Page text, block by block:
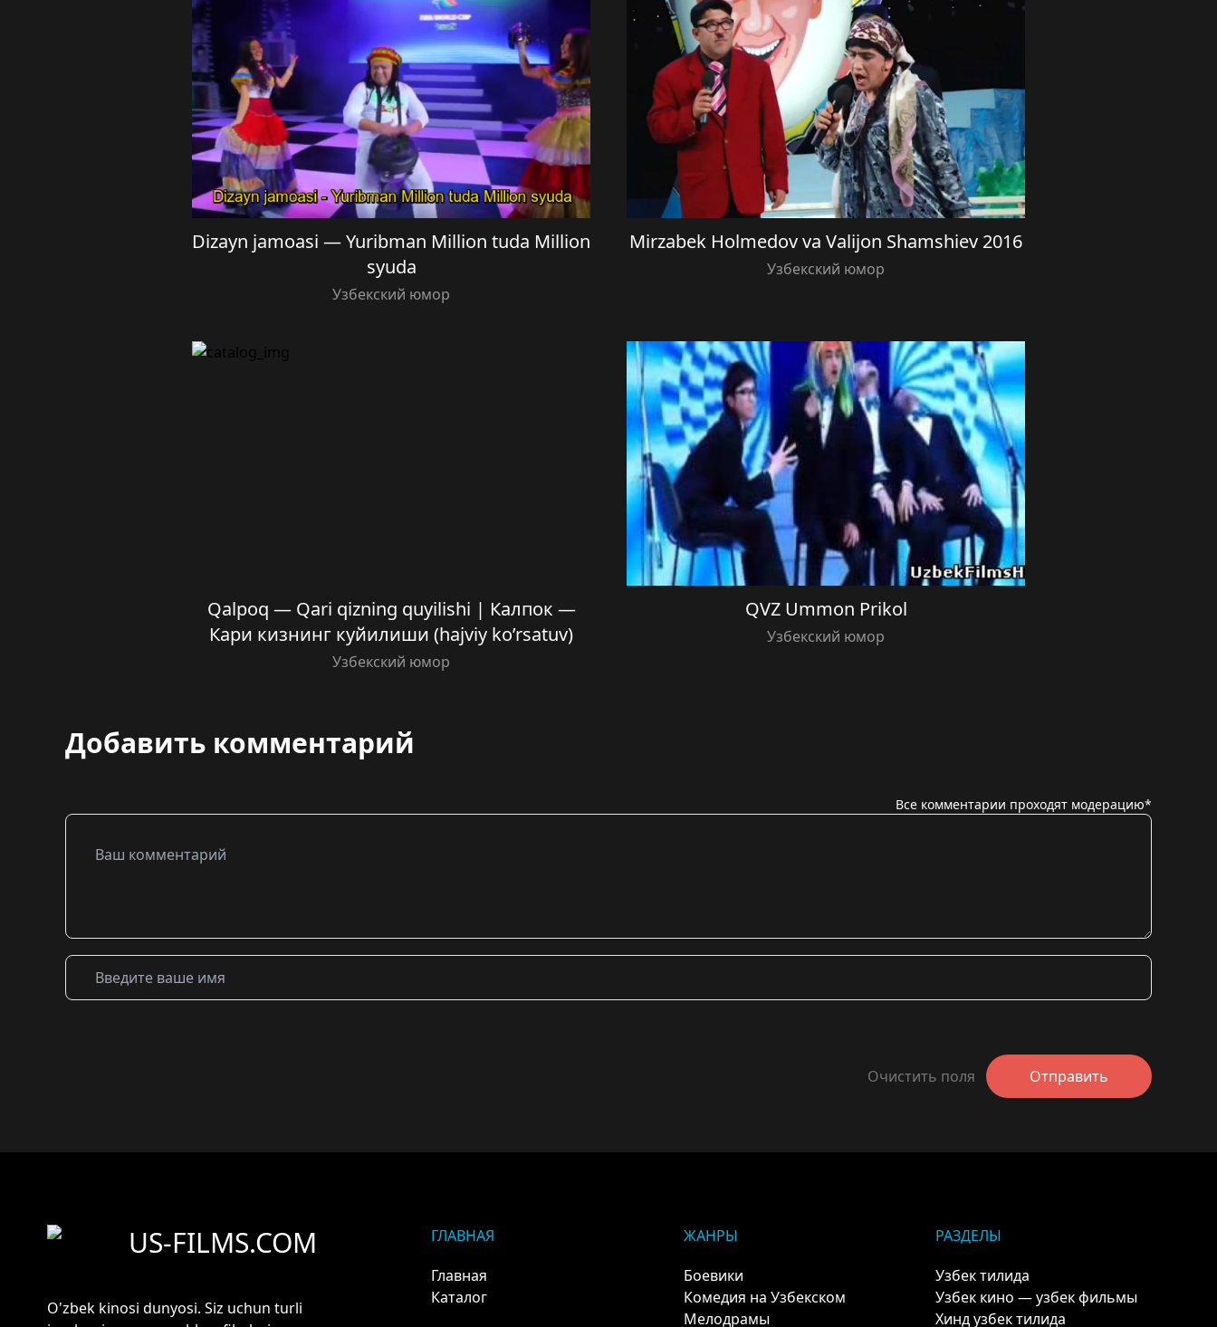
Dizayn jamoasi — Yuribman Million tuda Million
syuda
Узбекский юмор
Mirzabek Holmedov va Valijon Shamshiev 2016
Узбекский юмор
Qalpoq — Qari qizning quyilishi | Калпок —
Кари кизнинг куйилиши (hajviy ko’rsatuv)
Узбекский юмор
QVZ Ummon Prikol
Узбекский юмор
Добавить комментарий
Все комментарии проходят модерацию*
Очистить поля Отправить
US-FILMS.COM
O'zbek kinosi dunyosi. Siz uchun turli
ГЛАВНАЯ
Главная
Каталог
ЖАНРЫ
Боевики
Комедия на Узбекском
Мелодрамы
РАЗДЕЛЫ
Узбек тилида
Узбек кино — узбек фильмы
Хинд узбек тилида